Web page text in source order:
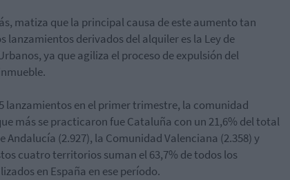
matiza que la principal causa de este aumento tan
lanzamientos derivados del alquiler es la Ley de
ya que agiliza el proceso de expulsión del
lanzamientos en el primer trimestre, la comunidad
más se practicaron fue Cataluña con un 21,6% del total
Andalucía (2.927), la Comunidad Valenciana (2.358) y
cuatro territorios suman el 63,7% de todos los
en España en ese período.